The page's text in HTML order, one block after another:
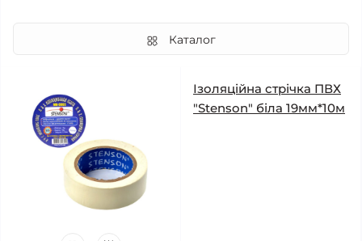
Каталог
Ізоляційна стрічка ПВХ
"Stenson" біла 19мм*10м